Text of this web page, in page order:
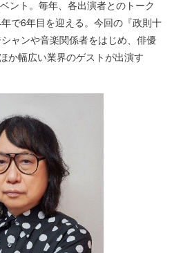
ント。毎年、各出演者とのトーク
で6年目を迎える。今回の『政則十
ャンや音楽関係者をはじめ、俳優
か幅広い業界のゲストが出演す